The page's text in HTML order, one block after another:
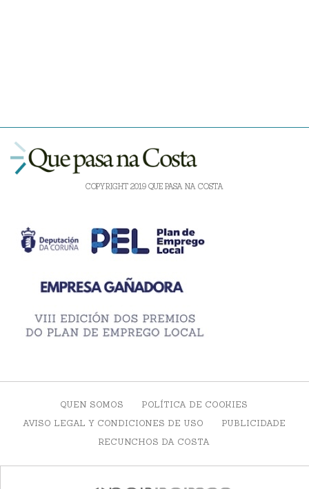
COPYRIGHT 2019 QUE PASA NA COSTA
QUEN SOMOS
POLÍTICA DE COOKIES
AVISO LEGAL Y CONDICIONES DE USO
PUBLICIDADE
RECUNCHOS DA COSTA